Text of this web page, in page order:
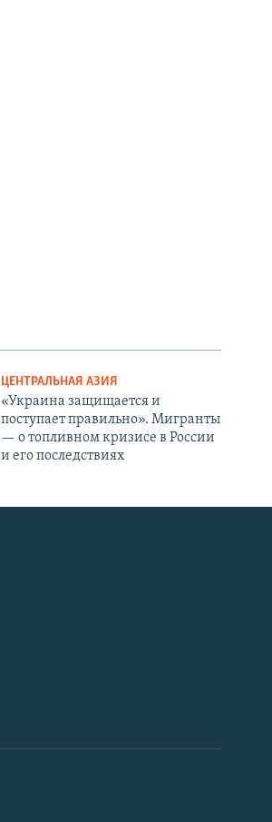
ЦЕНТРАЛЬНАЯ АЗИЯ
«Украина защищается и
поступает правильно». Мигранты
— о топливном кризисе в России
и его последствиях